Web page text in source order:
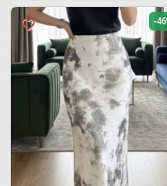
favorite_border -